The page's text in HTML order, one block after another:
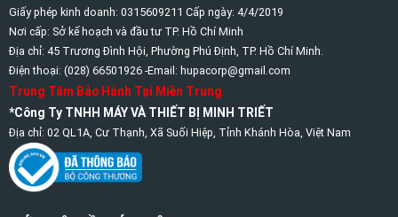
Giấy phép kinh doanh: 0315609211 Cấp ngày: 4/4/2019
Nơi cấp: Sở kế hoạch và đầu tư TP. Hồ Chí Minh
Địa chỉ: 45 Trương Đình Hội, Phường Phú Định, TP. Hồ Chí Minh.
Điện thoại: (028) 66501926 -Email: hupacorp@gmail.com
Trung Tâm Bảo Hành Tại Miền Trung
*Công Ty TNHH MÁY VÀ THIẾT BỊ MINH TRIẾT
Địa chỉ: 02 QL1A, Cư Thạnh, Xã Suối Hiệp, Tỉnh Khánh Hòa, Việt Nam